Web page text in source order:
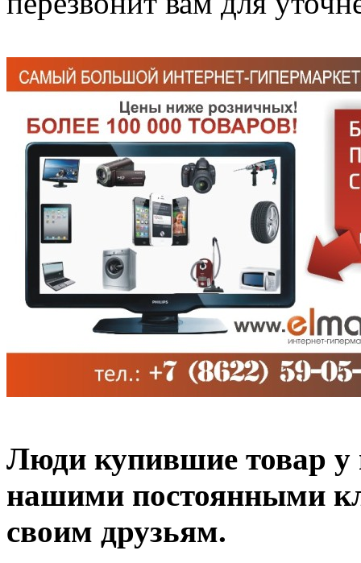
Люди купившие товар у
нашими постоянными
своим друзьям.